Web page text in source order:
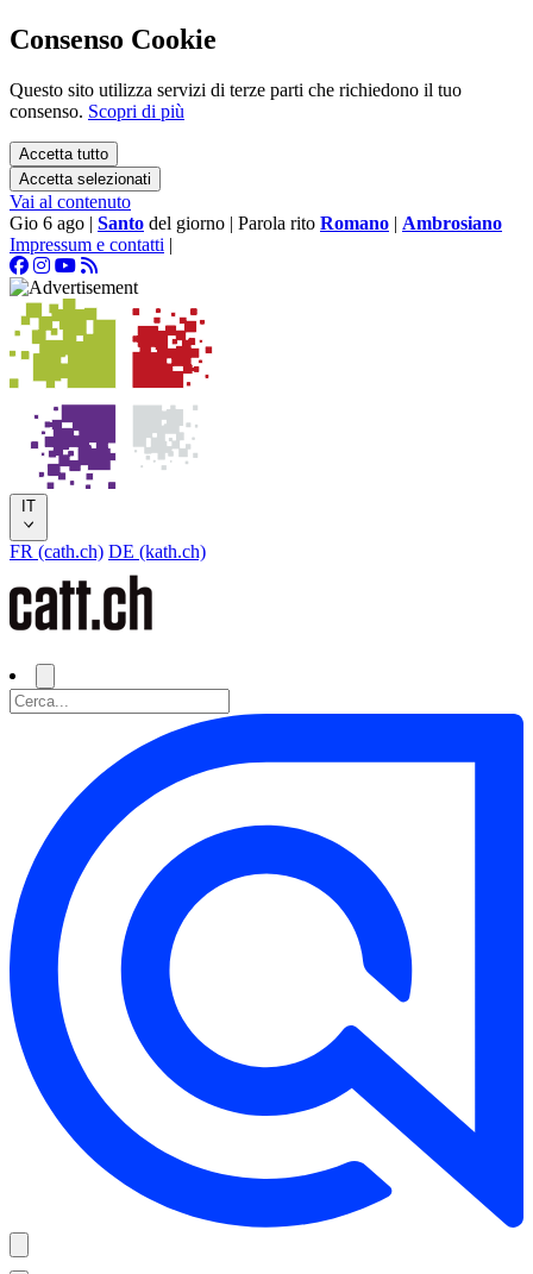
Consenso Cookie
Questo sito utilizza servizi di terze parti che richiedono il tuo
consenso. Scopri di più
Accetta tutto
Accetta selezionati
Vai al contenuto
Gio 6 ago | Santo del giorno | Parola rito Romano | Ambrosiano
Impressum e contatti |
IT
FR (cath.ch) DE (kath.ch)